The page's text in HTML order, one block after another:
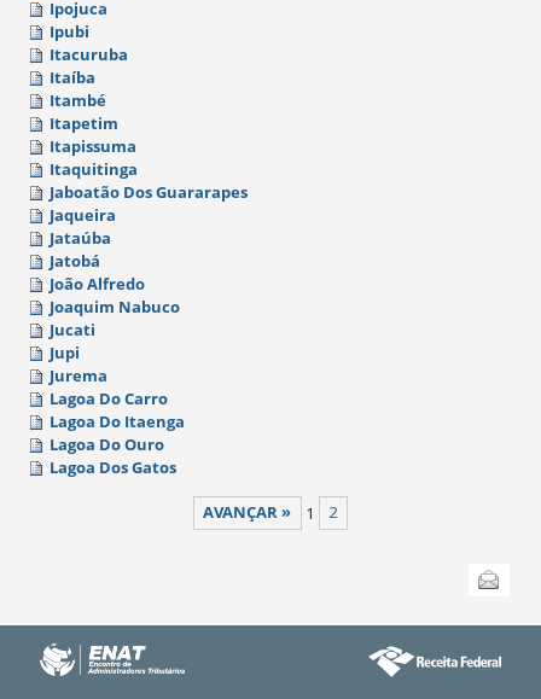
Ipojuca
Ipubi
Itacuruba
Itaíba
Itambé
Itapetim
Itapissuma
Itaquitinga
Jaboatão Dos Guararapes
Jaqueira
Jataúba
Jatobá
João Alfredo
Joaquim Nabuco
Jucati
Jupi
Jurema
Lagoa Do Carro
Lagoa Do Itaenga
Lagoa Do Ouro
Lagoa Dos Gatos
AVANÇAR » 1
2